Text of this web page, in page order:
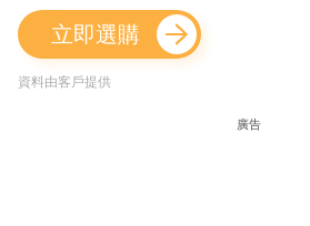
立即選購
資料由客戶提供
廣告